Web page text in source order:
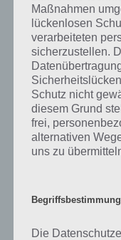
Lichter am Himmel “.
Lösung zu gelangen.
Rund um die
Bei der App 94 Prozent
was andere Personen
gesagt haben könnten.
und hoffst, dass diese
Lösungen rund um 94
Maßnahmen
lückenlosen
verarbeiteten
sicherzustellen.
Schutz nicht
diesem Grund
frei,
alternativen
uns zu
Die